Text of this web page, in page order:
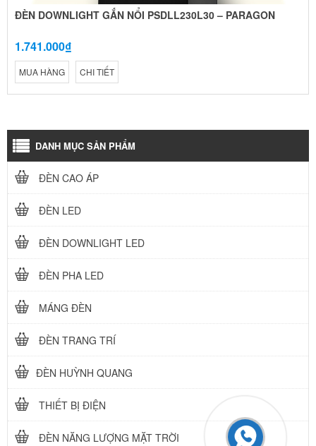
ĐÈN DOWNLIGHT GẮN NỔI PSDLL230L30 – PARAGON
1.741.000₫
MUA HÀNG CHI TIẾT
DANH MỤC SẢN PHẨM
ĐÈN CAO ÁP
ĐÈN LED
ĐÈN DOWNLIGHT LED
ĐÈN PHA LED
MÁNG ĐÈN
ĐÈN TRANG TRÍ
ĐÈN HUỲNH QUANG
THIẾT BỊ ĐIỆN
ĐÈN NĂNG LƯỢNG MẶT TRỜI